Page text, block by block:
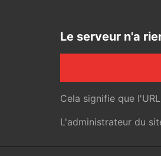
Le serveur n'a
Cela signifie que
L'administrateur du